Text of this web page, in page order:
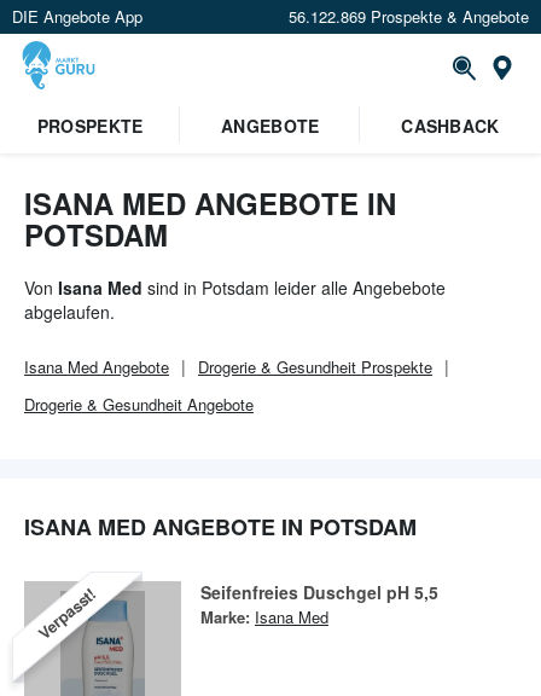
DIE Angebote App 56.122.869 Prospekte & Angebote
PROSPEKTE ANGEBOTE CASHBACK
ISANA MED ANGEBOTE IN
POTSDAM
Von Isana Med sind in Potsdam leider alle Angebebote
abgelaufen.
Isana Med Angebote Drogerie & Gesundheit Prospekte
Drogerie & Gesundheit Angebote
ISANA MED ANGEBOTE IN POTSDAM
Verpasst! Seifenfreies Duschgel pH 5,5
Marke: Isana Med